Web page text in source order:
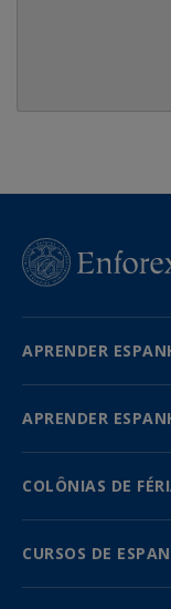
APRENDER
APRENDER
COLÔNIAS DE
CURSOS DE